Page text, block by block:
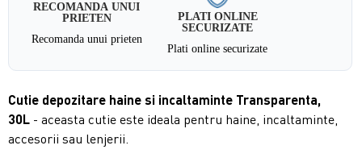
RECOMANDA UNUI
PRIETEN
Recomanda unui prieten
PLATI ONLINE
SECURIZATE
Plati online securizate
Cutie depozitare haine si incaltaminte Transparenta,
30L - aceasta cutie este ideala pentru haine, incaltaminte,
accesorii sau lenjerii.